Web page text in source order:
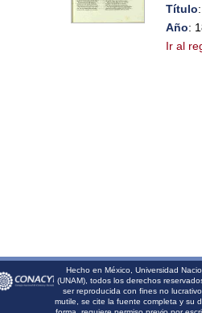
Título
Año:
Ir al
Hecho en México, Universidad
(UNAM), todos los derechos
ser reproducida con fines no
mutile, se cite la fuente completa y su